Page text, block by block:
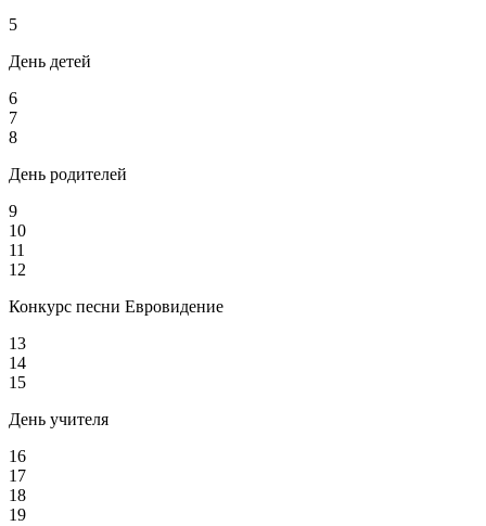
5
День детей
6
7
8
День родителей
9
10
11
12
Конкурс песни Евровидение
13
14
15
День учителя
16
17
18
19